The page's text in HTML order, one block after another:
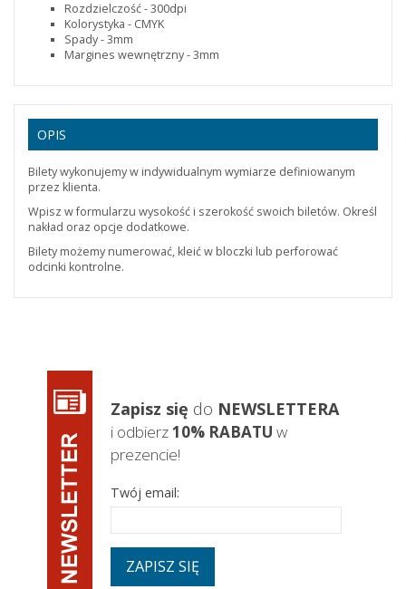
Rozdzielczość - 300dpi
Kolorystyka - CMYK
Spady - 3mm
Margines wewnętrzny - 3mm
OPIS
Bilety wykonujemy w indywidualnym wymiarze definiowanym
przez klienta.
Wpisz w formularzu wysokość i szerokość swoich biletów. Określ
nakład oraz opcje dodatkowe.
Bilety możemy numerować, kleić w bloczki lub perforować
odcinki kontrolne.
Zapisz się do NEWSLETTERA
i odbierz10% RABATU w
prezencie!
Twój email:
ZAPISZ SIĘ